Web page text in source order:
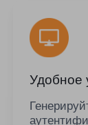
Удобное